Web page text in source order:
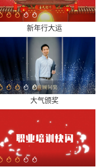
新年行大运
大气颁奖